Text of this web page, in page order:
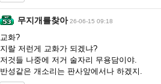
무지개를찾아 26-06-15 09:18
교화?
지랄 저런게 교화가 되겠냐?
저것들 나중에 저거 술자리 무용담이야.
반성같은 개소리는 판사앞에서나 하겠지.